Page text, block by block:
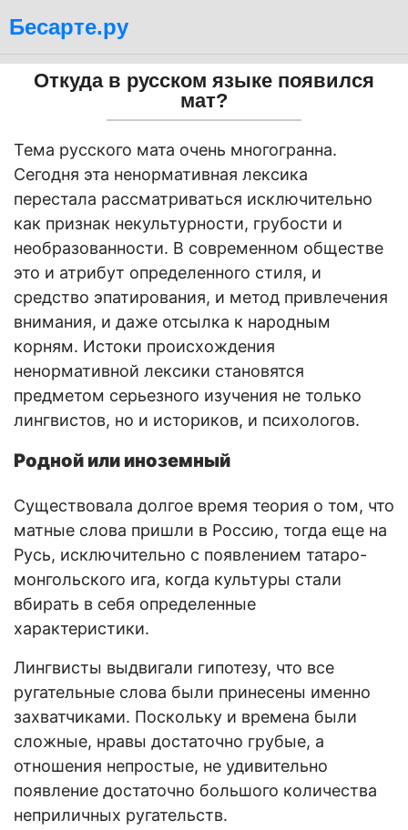
Бесарте.ру
Откуда в русском языке появился
мат?
Тема русского мата очень многогранна.
Сегодня эта ненормативная лексика
перестала рассматриваться исключительно
как признак некультурности, грубости и
необразованности. В современном обществе
это и атрибут определенного стиля, и
средство эпатирования, и метод привлечения
внимания, и даже отсылка к народным
корням. Истоки происхождения
ненормативной лексики становятся
предметом серьезного изучения не только
лингвистов, но и историков, и психологов.
Родной или иноземный
Существовала долгое время теория о том, что
матные слова пришли в Россию, тогда еще на
Русь, исключительно с появлением татаро-
монгольского ига, когда культуры стали
вбирать в себя определенные
характеристики.
Лингвисты выдвигали гипотезу, что все
ругательные слова были принесены именно
захватчиками. Поскольку и времена были
сложные, нравы достаточно грубые, а
отношения непростые, не удивительно
появление достаточно большого количества
неприличных ругательств.